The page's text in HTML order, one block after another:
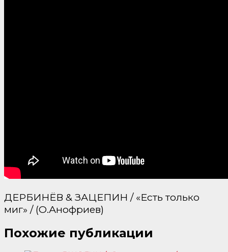
ДЕРБИНЁВ & ЗАЦЕПИН / «Есть только
миг» / (О.Анофриев)
Похожие публикации